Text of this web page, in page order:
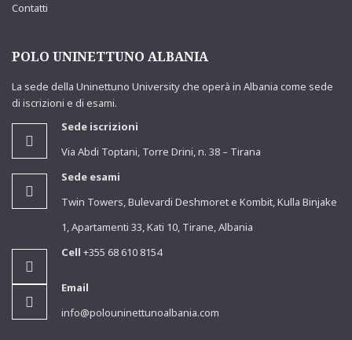
Contatti
POLO UNINETTUNO ALBANIA
La sede della Uninettuno University che operà in Albania come sede
di iscrizioni e di esami.
Sede iscrizioni
Via Abdi Toptani, Torre Drini, n. 38 – Tirana
Sede esami
Twin Towers, Bulevardi Deshmoret e Kombit, Kulla Binjake
1, Apartamenti 33, Kati 10, Tirane, Albania
Cell +355 68 610 8154
Email
info@polouninettunoalbania.com